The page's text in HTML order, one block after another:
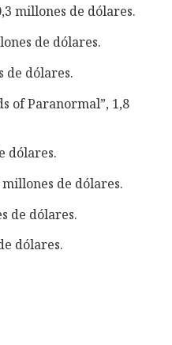
millones de dólares.
de dólares.
de dólares.
of Paranormal”, 1,8
dólares.
de dólares.
de dólares.
dólares.